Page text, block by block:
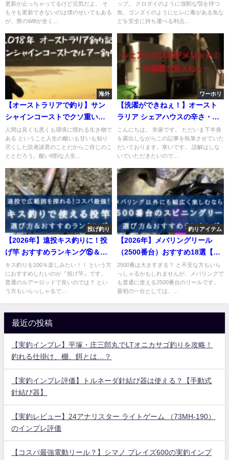
入ってきた件
更新が止っちゃってるけど元気だよ。 そ
もそも更新できないのは僕のせいでもある
が、寮のWifiが全く...
ップ。 クロダイのように強靭な顎を持つ
魚、ゴンズイのようにヒレに毒がある魚な
どを安全に持ち運べる利点...
海外
【オーストラリアで釣り】サン
シャインコーストでクソ重いジ
グを投げ倒したら大物が釣れた
話
人間は良くも悪くも環境に慣れる生き物で
ある ということ人生の酸いも甘いも知り
尽くした読者諸君のことだからご存じのこ
ととだろう。酸い8割な人生...
ワーホリ
【洗濯ができねぇ！】オースト
ラリア シェアハウスの辛さ・デ
メリット① 洗濯問題
こんにちは。 井家です。 ただいま下半身
を露出しながらこの記事を執筆させていた
だいております。寒いです。 誤解はしな
いでいただきたいので...
投げ釣り
【2026年】遠投キス釣りに！投
げ竿 おすすめランキング⑮＆選
び方！【高飛距離＆コスパ最
強】
キス釣りを100％楽しみたい！！ という方
におすすめしたいのが『投げ竿』です。
普通のルアーロッドで良いのでは？ とい
う方もいらっしゃるで...
釣りアイテム
【2026年】メバリングリール
（2500番台）おすすめ18選【コ
スパ最強！】
2500番は大きすぎる？ と不安な方もいら
っしゃるかもしれませんが、メバリングで
も普通に使える2500番台のリールです。
最初の一台としては、...
最近の投稿
【実釣インプレ】平塚・庄三郎丸でLTオニカサゴ釣りを攻略！
釣れる仕掛け、棚、餌とは…？
【実釣インプレ評価】トルネーダ針結び器は使える？【手動式
針結び器】
【実釣レビュー】24アナリスター ライトゲーム （73MH-190）
のインプレ評価
【コスパ最強電動リール？】シマノ プレイズ600の実釣インプ